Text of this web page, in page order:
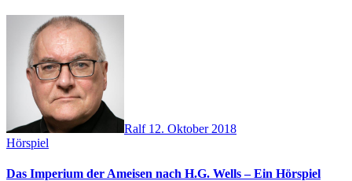
Ralf 12. Oktober 2018
Hörspiel
Das Imperium der Ameisen nach H.G. Wells – Ein Hörspiel